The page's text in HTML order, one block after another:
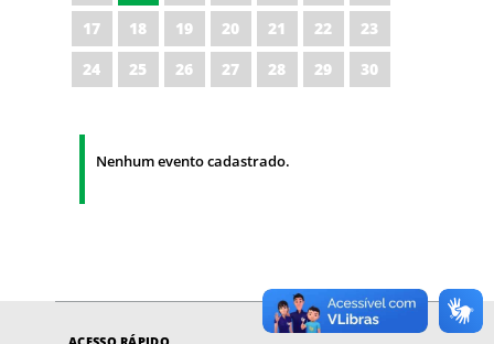
17
18 19 20 21 22
23
24
25 26 27 28 29 30
Nenhum evento cadastrado.